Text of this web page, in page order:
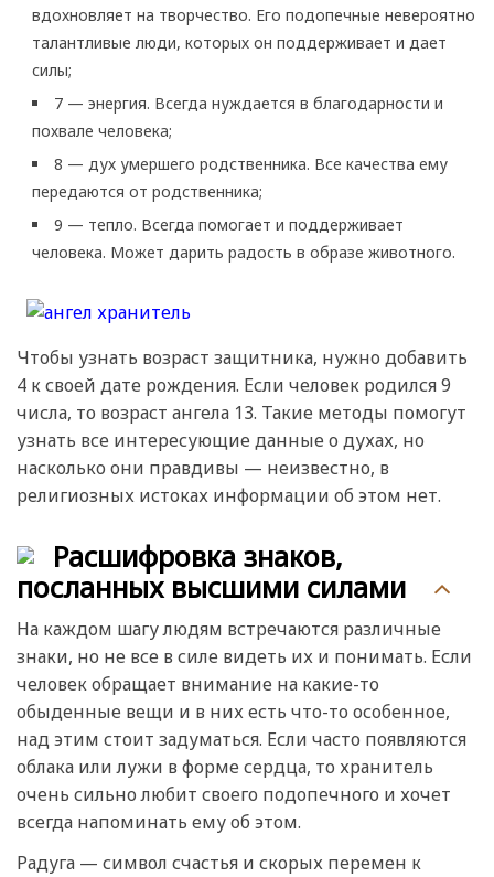
вдохновляет на творчество. Его подопечные невероятно
талантливые люди, которых он поддерживает и дает
силы;
7 — энергия. Всегда нуждается в благодарности и
похвале человека;
8 — дух умершего родственника. Все качества ему
передаются от родственника;
9 — тепло. Всегда помогает и поддерживает
человека. Может дарить радость в образе животного.
Чтобы узнать возраст защитника, нужно добавить
4 к своей дате рождения. Если человек родился 9
числа, то возраст ангела 13. Такие методы помогут
узнать все интересующие данные о духах, но
насколько они правдивы — неизвестно, в
религиозных истоках информации об этом нет.
Расшифровка знаков,
посланных высшими силами
На каждом шагу людям встречаются различные
знаки, но не все в силе видеть их и понимать. Если
человек обращает внимание на какие-то
обыденные вещи и в них есть что-то особенное,
над этим стоит задуматься. Если часто появляются
облака или лужи в форме сердца, то хранитель
очень сильно любит своего подопечного и хочет
всегда напоминать ему об этом.
Радуга — символ счастья и скорых перемен к